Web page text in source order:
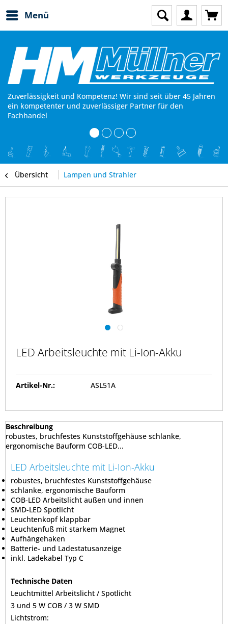
Menü
Zuverlässigkeit und Kompetenz! Wir sind seit über 45 Jahren
ein kompetenter und zuverlässiger Partner für den
Fachhandel
Übersicht Lampen und Strahler
LED Arbeitsleuchte mit Li-Ion-Akku
Artikel-Nr.: ASL51A
Beschreibung
robustes, bruchfestes Kunststoffgehäuse schlanke,
ergonomische Bauform COB-LED...
LED Arbeitsleuchte mit Li-Ion-Akku
robustes, bruchfestes Kunststoffgehäuse
schlanke, ergonomische Bauform
COB-LED Arbeitslicht außen und innen
SMD-LED Spotlicht
Leuchtenkopf klappbar
Leuchtenfuß mit starkem Magnet
Aufhängehaken
Batterie- und Ladestatusanzeige
inkl. Ladekabel Typ C
Technische Daten
Leuchtmittel Arbeitslicht / Spotlicht
3 und 5 W COB / 3 W SMD
Lichtstrom: